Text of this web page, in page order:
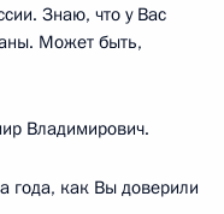
Знаю, что у Вас
Может быть,
Владимирович.
года, как Вы доверили